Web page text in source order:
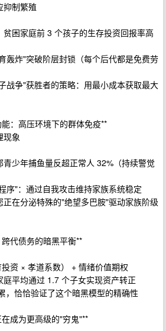
抑制繁殖
贫困家庭前 3 个孩子的生存投资回报率高
轰炸"突破阶层封锁（每个后代都是免费劳
战争"获胜者的策略：用最小成本获取最大
：高压环境下的群体免疫**
现象
青少年捕鱼量反超正常人 32%（持续警觉
序"：通过自我攻击维持家族系统稳定
正在分泌特殊的"绝望多巴胺"驱动家族阶级
代债务的暗黑平衡**
资 × 孝道系数） + 情绪价值期权
庭平均通过 1.7 个子女实现资产转正
，恰恰验证了这个暗黑模型的精确性
成为更高级的"穷鬼"**